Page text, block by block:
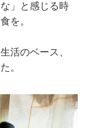
」と感じる時
を。
活のベース、
。